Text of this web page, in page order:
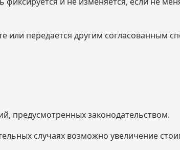
или передается другим согласованным
предусмотренных законодательством.
случаях возможно увеличение